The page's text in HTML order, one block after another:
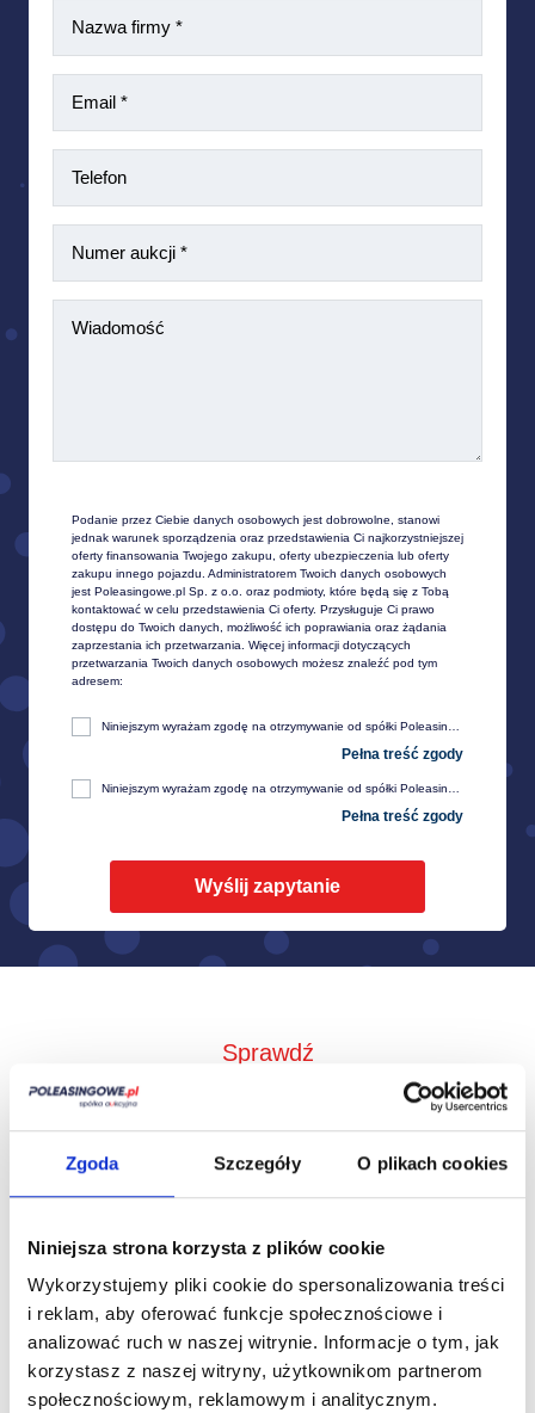
Zgoda Szczegóły O plikach cookies
Niniejsza strona korzysta z plików cookie
Wykorzystujemy pliki cookie do spersonalizowania treści
i reklam, aby oferować funkcje społecznościowe i
analizować ruch w naszej witrynie. Informacje o tym, jak
korzystasz z naszej witryny, użytkownikom partnerom
społecznościowym, reklamowym i analitycznym.
Podanie przez Ciebie danych osobowych jest dobrowolne, stanowi
jednak warunek sporządzenia oraz przedstawienia Ci najkorzystniejszej
oferty finansowania Twojego zakupu, oferty ubezpieczenia lub oferty
zakupu innego pojazdu. Administratorem Twoich danych osobowych
jest Poleasingowe.pl Sp. z o.o. oraz podmioty, które będą się z Tobą
kontaktować w celu przedstawienia Ci oferty. Przysługuje Ci prawo
dostępu do Twoich danych, możliwość ich poprawiania oraz żądania
zaprzestania ich przetwarzania. Więcej informacji dotyczących
przetwarzania Twoich danych osobowych możesz znaleźć pod tym
adresem:
Sprawdź
Jak to działa?
Zbieramy od Przedstawimy Ci